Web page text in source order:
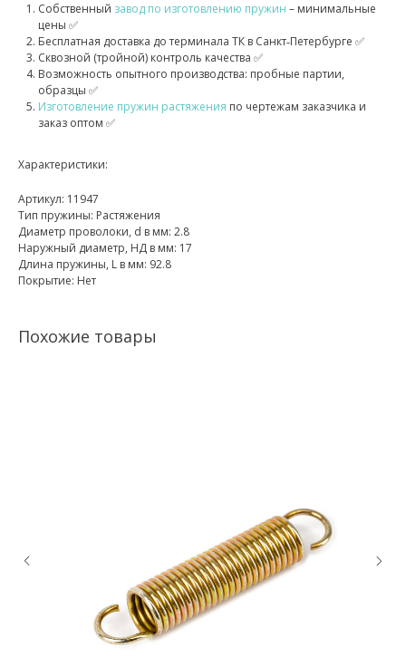
Собственный завод по изготовлению пружин – минимальные
цены ✅
Бесплатная доставка до терминала ТК в Санкт‑Петербурге ✅
Сквозной (тройной) контроль качества ✅
Возможность опытного производства: пробные партии,
образцы ✅
Изготовление пружин растяжения по чертежам заказчика и
заказ оптом ✅
Характеристики:
Артикул: 11947
Тип пружины: Растяжения
Диаметр проволоки, d в мм: 2.8
Наружный диаметр, НД в мм: 17
Длина пружины, L в мм: 92.8
Покрытие: Нет
Похожие товары